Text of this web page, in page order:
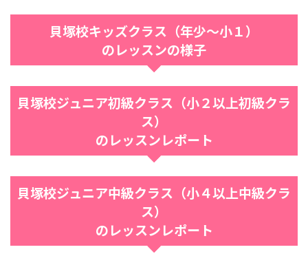
貝塚校キッズクラス（年少〜小１）
のレッスンの様子
貝塚校ジュニア初級クラス（小２以上初級クラ
ス）
のレッスンレポート
貝塚校ジュニア中級クラス（小４以上中級クラ
ス）
のレッスンレポート